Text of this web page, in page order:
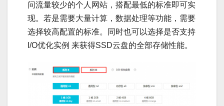
问流量较少的个人网站，搭配最低的标准即可实
现。若是需要大量计算，数据处理等功能，需要
选择较高配置的标准。同时也可以选择是否支持
I/O优化实例 来获得SSD云盘的全部存储性能。